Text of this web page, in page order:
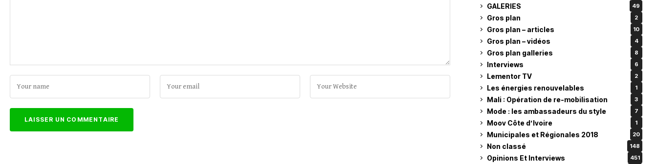
GALERIES 49
Gros plan 2
Gros plan – articles 10
Gros plan – vidéos 4
Gros plan galleries 8
Interviews 6
Lementor TV 2
Les énergies renouvelables 1
Mali : Opération de re-mobilisation 3
Mode : les ambassadeurs du style 7
Moov Côte d’Ivoire 1
Municipales et Régionales 2018 20
Non classé 148
Opinions Et Interviews 451